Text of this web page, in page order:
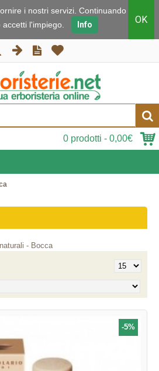
i nostri servizi. Continuando a
accetti l'impiego.
Info OK
0 prodotti - 0,00€
- Bocca
-5%